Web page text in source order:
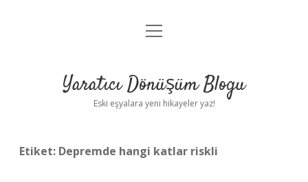
Anasayfa
Yasal Uyarı
menüyü
Yaratıcı Dönüşüm Blogu
Eski eşyalara yeni hikayeler yaz!
Etiket: Depremde hangi katlar riskli